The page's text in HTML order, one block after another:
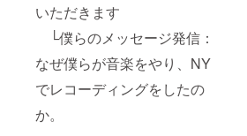
いただきます
└僕らのメッセージ発信：
なぜ僕らが音楽をやり、NY
でレコーディングをしたの
か。